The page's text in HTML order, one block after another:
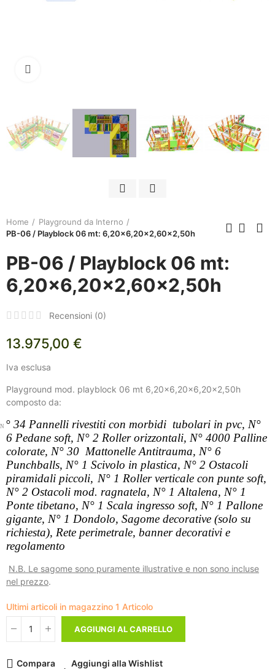
Home
Playground da Interno
PB-06 / Playblock 06 mt: 6,20x6,20x2,60x2,50h
PB-06 / Playblock 06 mt:
6,20x6,20x2,60x2,50h
Recensioni (0)
13.975,00 €
Iva esclusa
Playground mod. playblock 06 mt 6,20x6,20x6,20x2,50h
composto da:
° 34 Pannelli rivestiti con morbidi tubolari in pvc, N°
6 Pedane soft, N° 2 Roller orizzontali, N° 4000 Palline
colorate, N° 30 Mattonelle Antitrauma, N° 6
Punchballs, N° 1 Scivolo in plastica, N° 2 Ostacoli
piramidali piccoli, N° 1 Roller verticale con punte soft,
N° 2 Ostacoli mod. ragnatela, N° 1 Altalena, N° 1
Ponte tibetano, N° 1 Scala ingresso soft, N° 1 Pallone
gigante, N° 1 Dondolo, Sagome decorative (solo su
richiesta), Rete perimetrale, banner decorativi e
regolamento
N.B. Le sagome sono puramente illustrative e non sono incluse
nel prezzo.
Ultimi articoli in magazzino 1 Articolo
AGGIUNGI AL CARRELLO
Compara Aggiungi alla Wishlist